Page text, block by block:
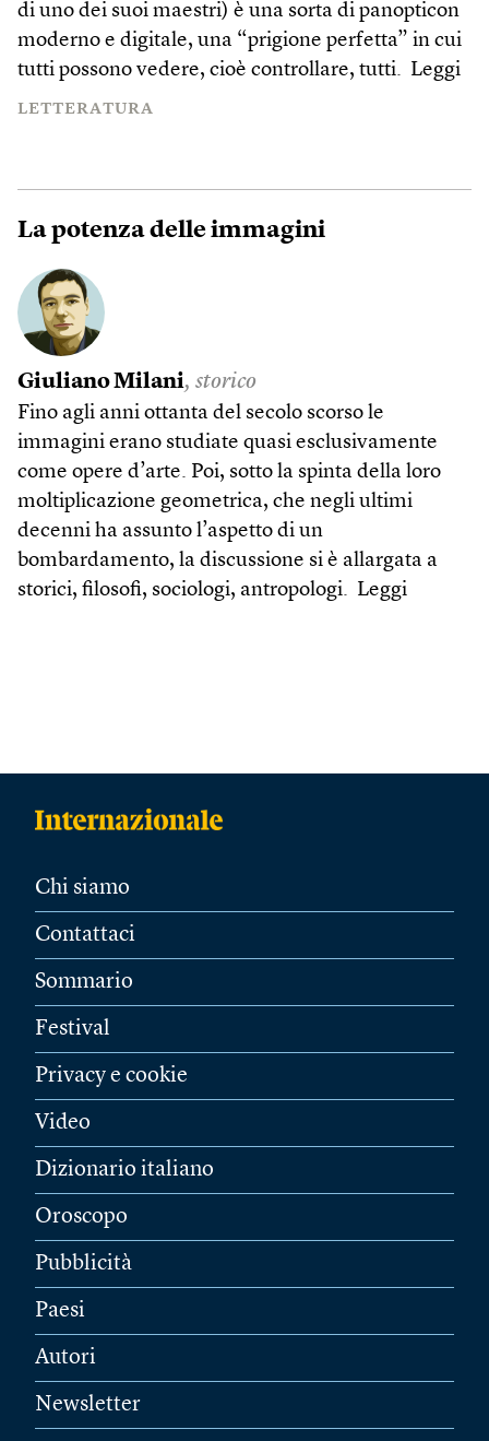
di uno dei suoi maestri) è una sorta di panopticon
moderno e digitale, una “prigione perfetta” in cui
tutti possono vedere, cioè controllare, tutti. Leggi
LETTERATURA
La potenza delle immagini
Giuliano Milani, storico
Fino agli anni ottanta del secolo scorso le
immagini erano studiate quasi esclusivamente
come opere d’arte. Poi, sotto la spinta della loro
moltiplicazione geometrica, che negli ultimi
decenni ha assunto l’aspetto di un
bombardamento, la discussione si è allargata a
storici, filosofi, sociologi, antropologi. Leggi
Chi siamo
Contattaci
Sommario
Festival
Privacy e cookie
Video
Dizionario italiano
Oroscopo
Pubblicità
Paesi
Autori
Newsletter